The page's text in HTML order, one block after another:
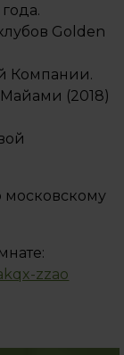
Golden
Компании.
(2018)
московскому
zzao